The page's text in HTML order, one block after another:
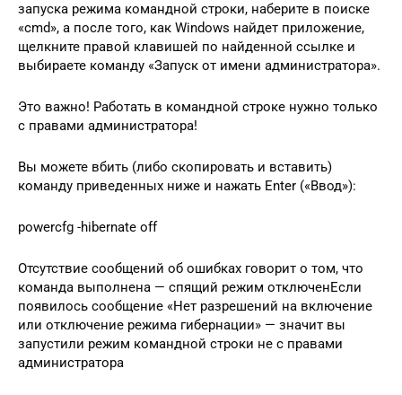
запуска режима командной строки, наберите в поиске
«cmd», а после того, как Windows найдет приложение,
щелкните правой клавишей по найденной ссылке и
выбираете команду «Запуск от имени администратора».
Это важно! Работать в командной строке нужно только
с правами администратора!
Вы можете вбить (либо скопировать и вставить)
команду приведенных ниже и нажать Enter («Ввод»):
powercfg -hibernate off
Отсутствие сообщений об ошибках говорит о том, что
команда выполнена — спящий режим отключенЕсли
появилось сообщение «Нет разрешений на включение
или отключение режима гибернации» — значит вы
запустили режим командной строки не с правами
администратора